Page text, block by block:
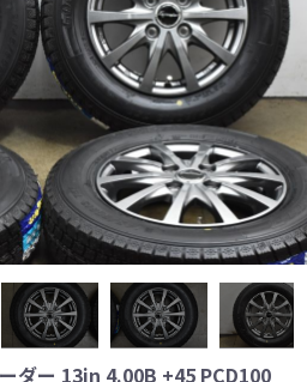
ダー 13in 4.00B +45 PCD100